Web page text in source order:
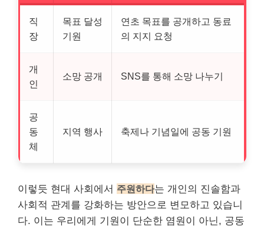
직
장
목표 달성
기원
연초 목표를 공개하고 동료
의 지지 요청
개
인
소망 공개 SNS를 통해 소망 나누기
공
동
체
지역 행사 축제나 기념일에 공동 기원
이렇듯 현대 사회에서 주원하다는 개인의 진솔함과
사회적 관계를 강화하는 방안으로 변모하고 있습니
다. 이는 우리에게 기원이 단순한 염원이 아닌, 공동